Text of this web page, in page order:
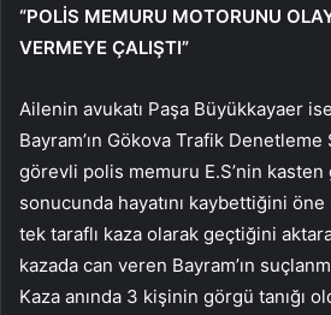
“POLİS MEMURU MOTORUNU
VERMEYE ÇALIŞTI”
Ailenin avukatı Paşa Büyükkayaer
Bayram’ın Gökova Trafik
görevli polis memuru E.S’nin
sonucunda hayatını kaybettiğini öne
tek taraflı kaza olarak geçtiğini
kazada can veren Bayram’ın
Kaza anında 3 kişinin görgü tanığı